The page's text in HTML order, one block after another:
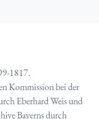
1817.
Kommission bei der
Eberhard Weis und
Bayerns durch